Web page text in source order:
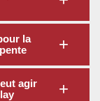
la
agir